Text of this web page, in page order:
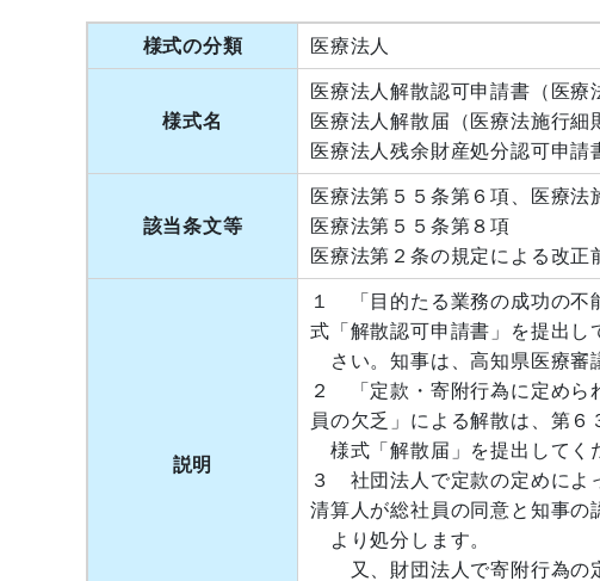
様式の分類 医療法人
様式名
医療法人解散認可申請書（医療
医療法人解散届（医療法施行細
医療法人残余財産処分認可申請
該当条文等
医療法第５５条第６項、医療法
医療法第５５条第８項
医療法第２条の規定による改
説明
１ 「目的たる業務の成功の不
式「解散認可申請書」を提出し
さい。知事は、高知県医療審
２ 「定款・寄附行為に定めら
員の欠乏」による解散は、第６
様式「解散届」を提出してく
３ 社団法人で定款の定めによ
清算人が総社員の同意と知事の
より処分します。
又、財団法人で寄附行為の